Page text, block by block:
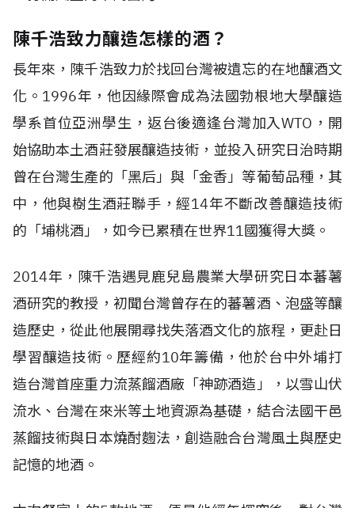
陳千浩致力釀造怎樣的酒？
長年來，陳千浩致力於找回台灣被遺忘的在地釀酒文
化。1996年，他因緣際會成為法國勃根地大學釀造
學系首位亞洲學生，返台後適逢台灣加入WTO，開
始協助本土酒莊發展釀造技術，並投入研究日治時期
曾在台灣生產的「黑后」與「金香」等葡萄品種，其
中，他與樹生酒莊聯手，經14年不斷改善釀造技術
的「埔桃酒」，如今已累積在世界11國獲得大獎。
2014年，陳千浩遇見鹿兒島農業大學研究日本蕃薯
酒研究的教授，初聞台灣曾存在的蕃薯酒、泡盛等釀
造歷史，從此他展開尋找失落酒文化的旅程，更赴日
學習釀造技術。歷經約10年籌備，他於台中外埔打
造台灣首座重力流蒸餾酒廠「神跡酒造」，以雪山伏
流水、台灣在來米等土地資源為基礎，結合法國干邑
蒸餾技術與日本燒酎麴法，創造融合台灣風土與歷史
記憶的地酒。